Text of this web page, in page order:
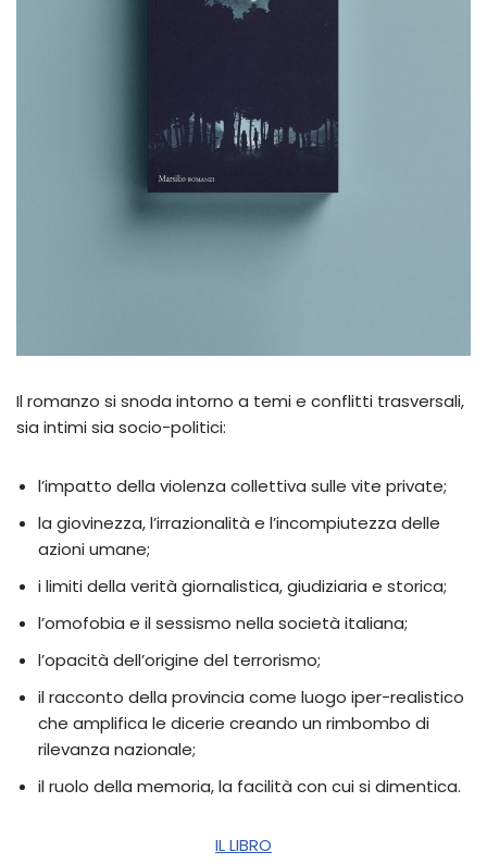
Il romanzo si snoda intorno a temi e conflitti trasversali,
sia intimi sia socio-politici:
l’impatto della violenza collettiva sulle vite private;
la giovinezza, l’irrazionalità e l’incompiutezza delle
azioni umane;
i limiti della verità giornalistica, giudiziaria e storica;
l’omofobia e il sessismo nella società italiana;
l’opacità dell’origine del terrorismo;
il racconto della provincia come luogo iper-realistico
che amplifica le dicerie creando un rimbombo di
rilevanza nazionale;
il ruolo della memoria, la facilità con cui si dimentica.
IL LIBRO